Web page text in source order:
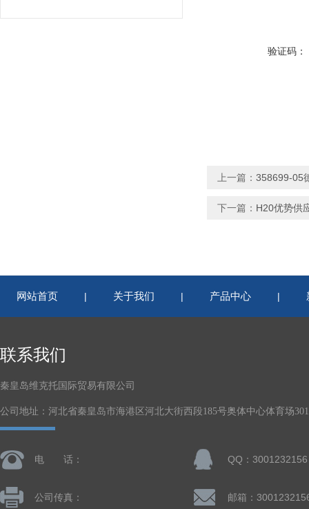
验证码：
上一篇： 358699-05
下一篇： H20优势供
网站首页 | 关于我们 | 产品中心 |
联系我们
秦皇岛维克托国际贸易有限公司
公司地址：河北省秦皇岛市海港区河北大街西段185号奥体中心体育场
电 话： QQ：3001232156
公司传真： 邮箱：